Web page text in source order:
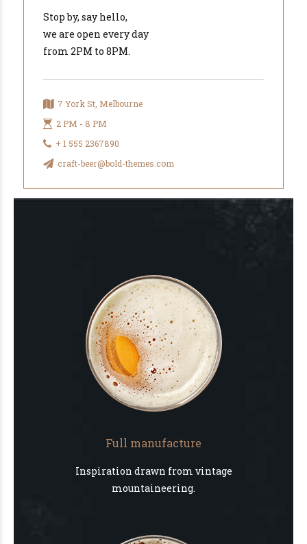
Stop by, say hello,
we are open every day
from 2PM to 8PM.
7 York St, Melbourne
2 PM - 8 PM
+ 1 555 2367890
craft-beer@bold-themes.com
Full manufacture
Inspiration drawn from vintage
mountaineering.